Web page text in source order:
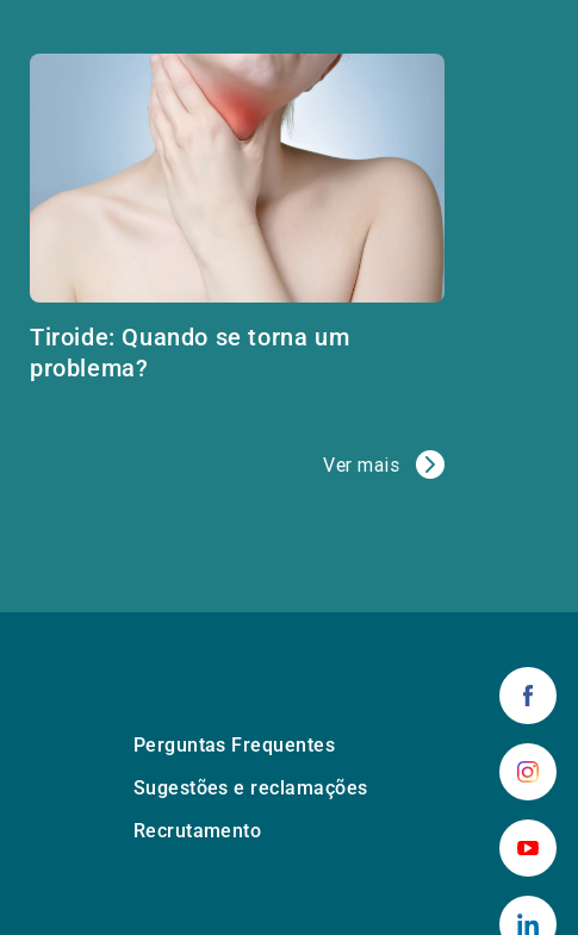
Tiroide: Quando se torna um
problema?
Ver mais
Perguntas Frequentes
Sugestões e reclamações
Recrutamento